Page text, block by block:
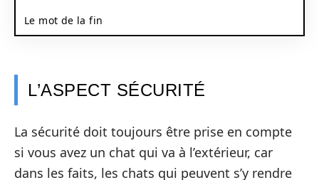
Le mot de la fin
L’ASPECT SÉCURITÉ
La sécurité doit toujours être prise en compte
si vous avez un chat qui va à l’extérieur, car
dans les faits, les chats qui peuvent s’y rendre